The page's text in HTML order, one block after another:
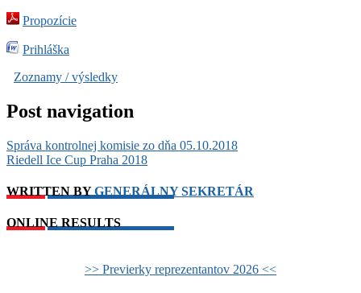
Propozície
Prihláška
Zoznamy / výsledky
Post navigation
Správa kontrolnej komisie zo dňa 05.10.2018
Riedell Ice Cup Praha 2018
WRITTEN BYGENERÁLNY SEKRETÁR
ONLINE RESULTS
>> Previerky reprezentantov 2026 <<